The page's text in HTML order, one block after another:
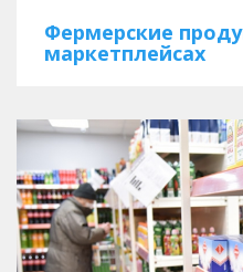
Фермерские
маркетплейсах